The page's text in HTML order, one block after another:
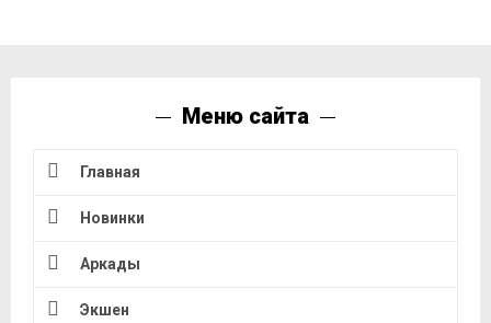
Меню сайта
Главная
Новинки
Аркады
Экшен